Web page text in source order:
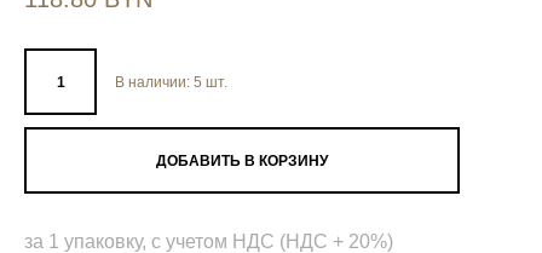
В наличии: 5 шт.
ДОБАВИТЬ В КОРЗИНУ
за 1 упаковку, с учетом НДС (НДС + 20%)